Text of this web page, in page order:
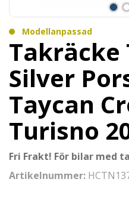
Modellanpassad
Silver
Taycan
Turisno
Fri Frakt! För bilar med
Artikelnummer: